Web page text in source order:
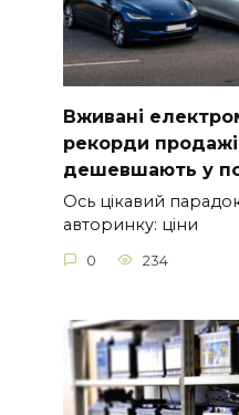
Вживані
рекорди
дешевшають у
Ось цікавий
авторинку: ціни
0 234